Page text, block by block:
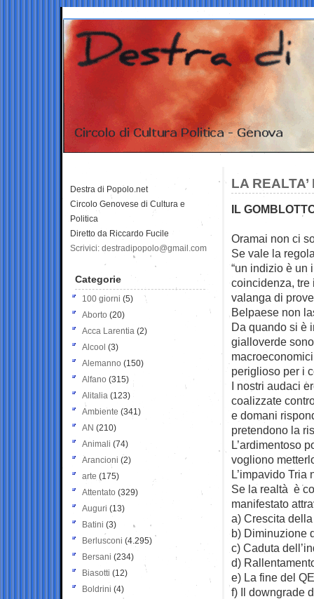
LA
IL
Oramai non ci
Se vale la
“un indizio è un
coincidenza, tre
valanga di
Belpaese non
Da quando si è
gialloverde
periglioso per i
I nostri audaci
coalizzate
e domani
pretendono la
L’ardimentoso
vogliono
L’impavido
Se la realtà è
manifestato
a) Crescita
b) Diminuzione
c) Caduta
d)
e) La fine del QE
f) Il downgrade
Destra di Popolo.net
Circolo Genovese di Cultura e
Politica
Diretto da Riccardo Fucile
Scrivici: destradipopolo@gmail.com
Categorie
100 giorni (5)
Aborto (20)
Acca Larentia (2)
Alcool (3)
Alemanno (150)
Alfano (315)
Alitalia (123)
Ambiente (341)
AN (210)
Animali (74)
Arancioni (2)
arte (175)
Attentato (329)
Auguri (13)
Batini (3)
Berlusconi (4.295)
Bersani (234)
Biasotti (12)
Boldrini (4)